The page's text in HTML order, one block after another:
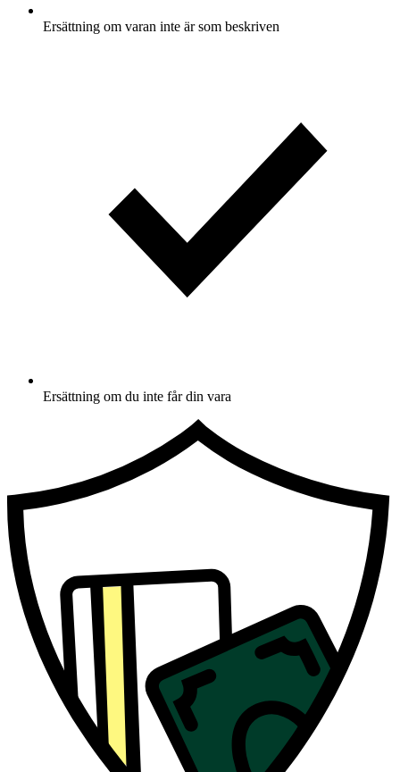
Ersättning om varan inte är som beskriven
Ersättning om du inte får din vara